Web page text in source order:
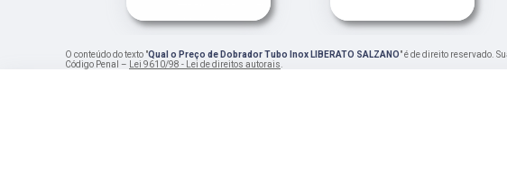
O conteúdo do texto "Qual o Preço de Dobrador Tubo Inox LIBERATO SALZANO" é de direito reservado.
Código Penal –
Lei 9610/98 - Lei de direitos autorais